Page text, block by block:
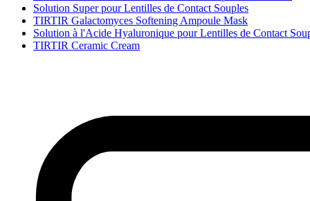
Solution Super pour Lentilles de Contact Souples
TIRTIR Galactomyces Softening Ampoule Mask
Solution à l'Acide Hyaluronique pour Lentilles de Contact
TIRTIR Ceramic Cream